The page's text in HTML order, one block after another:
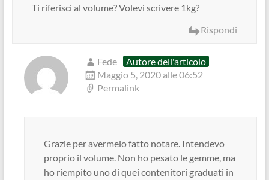
Ti riferisci al volume? Volevi scrivere 1kg?
Rispondi
Fede
Autore dell'articolo
Maggio 5, 2020 alle 06:52
Permalink
Grazie per avermelo fatto notare. Intendevo
proprio il volume. Non ho pesato le gemme, ma
ho riempito uno di quei contenitori graduati in